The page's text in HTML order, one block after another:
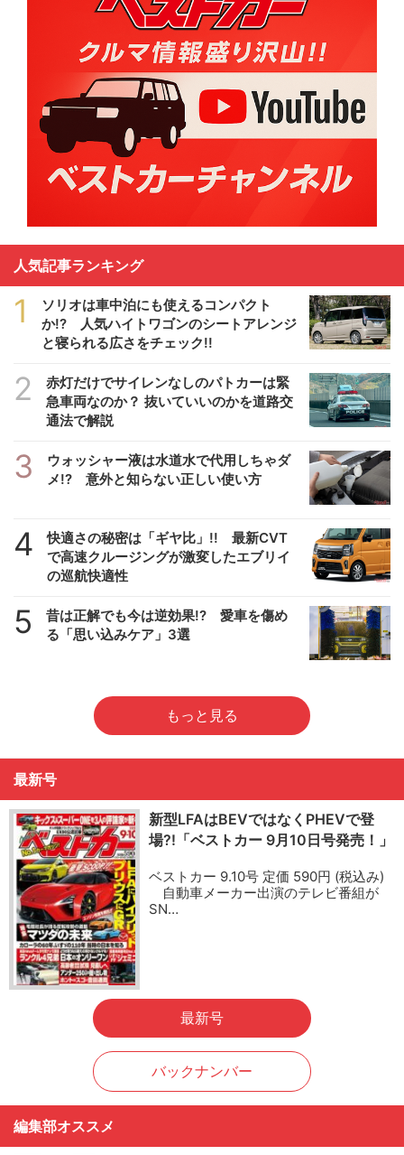
人気記事ランキング
1
ソリオは車中泊にも使えるコンパクト
か!? 人気ハイトワゴンのシートアレンジ
と寝られる広さをチェック!!
2
赤灯だけでサイレンなしのパトカーは緊
急車両なのか？ 抜いていいのかを道路交
通法で解説
3
ウォッシャー液は水道水で代用しちゃダ
メ!? 意外と知らない正しい使い方
4
快適さの秘密は「ギヤ比」!! 最新CVT
で高速クルージングが激変したエブリイ
の巡航快適性
5
昔は正解でも今は逆効果!? 愛車を傷め
る「思い込みケア」3選
もっと見る
最新号
新型LFAはBEVではなくPHEVで登
場?!「ベストカー 9月10日号発売！」
ベストカー 9.10号 定価 590円 (税込み)
自動車メーカー出演のテレビ番組が
SN…
最新号
バックナンバー
編集部オススメ